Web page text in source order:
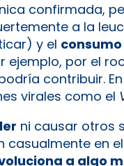
confirmada,
a la
y el
por el
contribuir.
virales como el
ni causar otros
en
a algo